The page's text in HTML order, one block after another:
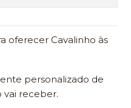
oferecer Cavalinho às
personalizado de
vai receber.